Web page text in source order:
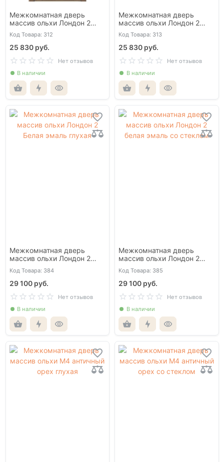
Межкомнатная дверь
массив ольхи Лондон 2
античный орех глухая
Код Товара: 312
25 830 руб.
Нет отзывов
В наличии
Межкомнатная дверь
массив ольхи Лондон 2
античный орех со стеклом
Код Товара: 313
25 830 руб.
Нет отзывов
В наличии
Межкомнатная дверь
массив ольхи Лондон 2
Белая эмаль глухая
Код Товара: 384
29 100 руб.
Нет отзывов
В наличии
Межкомнатная дверь
массив ольхи Лондон 2
белая эмаль со стеклом
Код Товара: 385
29 100 руб.
Нет отзывов
В наличии